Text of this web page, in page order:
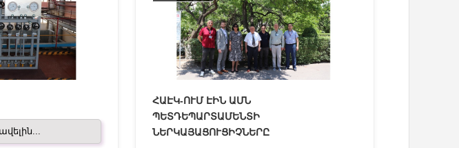
ՀԱԷԿ-ՈՒՄ ԷԻՆ ԱՄՆ
ՊԵՏԴԵՊԱՐՏԱՄԵՆՏԻ
ՆԵՐԿԱՅԱՑՈՒՑԻՉՆԵՐԸ